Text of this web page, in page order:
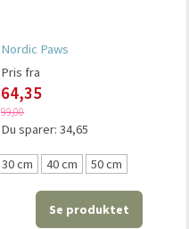
Nordic Paws
Pris fra
64,35
99,00
Du sparer: 34,65
30 cm 40 cm 50 cm
Se produktet